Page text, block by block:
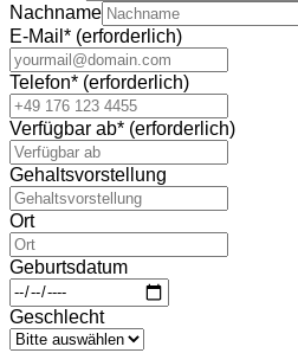
Nachname
E-Mail * (erforderlich)
Telefon* (erforderlich)
Verfügbar ab* (erforderlich)
Gehaltsvorstellung
Ort
Geburtsdatum
Geschlecht